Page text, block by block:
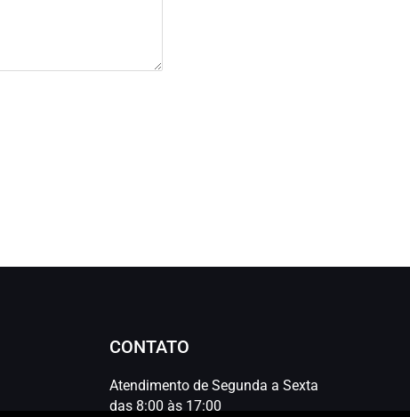
CONTATO
Atendimento de Segunda a Sexta
das 8:00 às 17:00